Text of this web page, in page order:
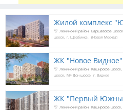
Жилой комплекс
Ленинский район Варшавское шоссе
шоссе г. Щербинка (Новая Москва)
ЖК "Новое Видное"
Ленинский район Каширское шоссе
шоссе М4 Дон шоссе г. Видное
ЖК "Первый
Ленинский район Каширское шоссе